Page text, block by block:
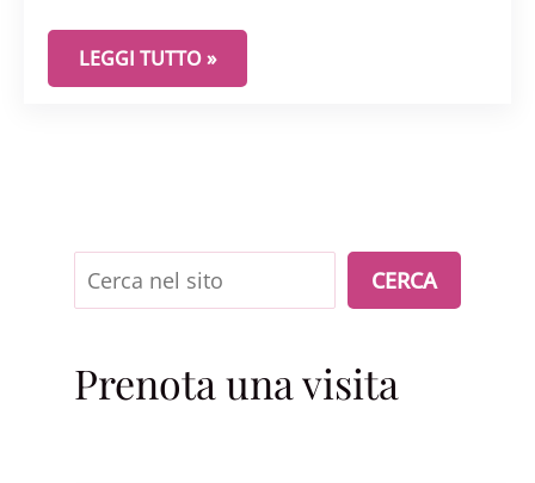
STATO EMOTIVO E MUSCOLATURA PELVICA:
LEGGI TUTTO »
Cerca CERCA
Prenota una visita